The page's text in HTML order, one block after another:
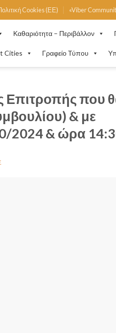
Cookies (ΕΕ) «Viber
Καθαριότητα – Περιβάλλον
Cities Γραφείο Τύπου
Επιτροπής που
& με
2024 & ώρα